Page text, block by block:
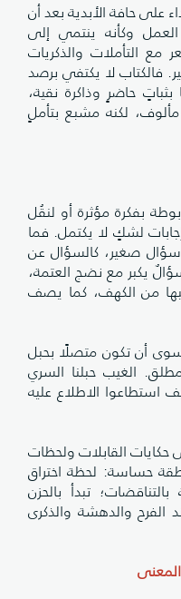
على حافة الأبدية بعد أن
وكأنه ينتمي إلى
التأملات والذكريات
فالكتاب لا يكتفي برصد
حاضرٍ وذاكرة نقية،
لكنه مشبع بتأملٍ
بفكرة مؤثرة أو لنقُل
لشكٍ لا يكتمل. فما
سؤال صغير، كالسؤال عن
يكبر مع نضج العتمة،
من الكهف، كما يصف
أن تكون متصلًا بحبل
الغيب حبلنا السري
استطاعوا الاطلاع عليه
حكايات القابلات ولحظات
حساسة: لحظة اختراق
تبدأ بالحزن
الفرح والدهشة والذكرى
المعنى